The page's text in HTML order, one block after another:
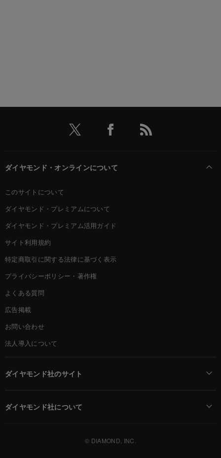
ダイヤモンド・オンラインについて
このサイトについて
ダイヤモンド・プレミアムについて
ダイヤモンド・プレミアム活用ガイド
サイト利用規約
特定商取引に関する法律に基づく表示
プライバシーポリシー・著作権
よくある質問
広告掲載
お問い合わせ
法人導入について
ダイヤモンド社のサイト
ダイヤモンド社について
© DIAMOND, INC.